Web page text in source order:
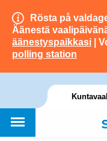
Rösta på
Äänestä
äänestyspaikkasi |
polling station